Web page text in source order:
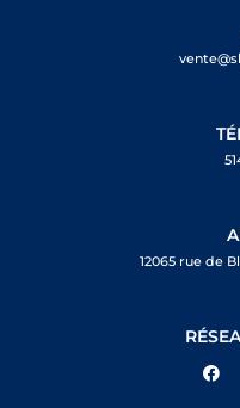
12065 rue de